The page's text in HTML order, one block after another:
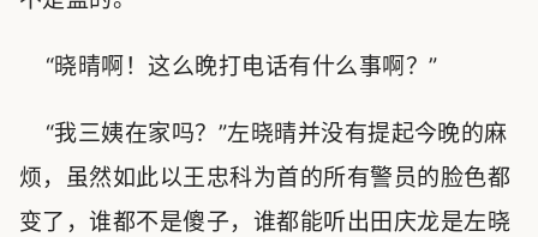
“晓晴啊！这么晚打电话有什么事啊？”
“我三姨在家吗？”左晓晴并没有提起今晚的麻
烦，虽然如此以王忠科为首的所有警员的脸色都
变了，谁都不是傻子，谁都能听出田庆龙是左晓